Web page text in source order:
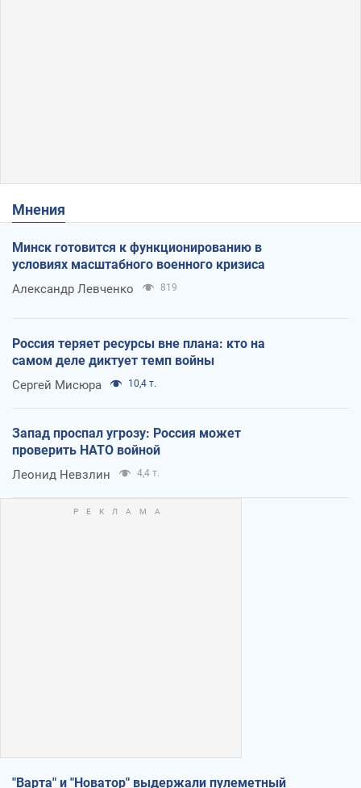
Мнения
Минск готовится к функционированию в
условиях масштабного военного кризиса
Александр Левченко 819
Россия теряет ресурсы вне плана: кто на
самом деле диктует темп войны
Сергей Мисюра 10,4 т.
Запад проспал угрозу: Россия может
проверить НАТО войной
Леонид Невзлин 4,4 т.
"Варта" и "Новатор" выдержали пулеметный